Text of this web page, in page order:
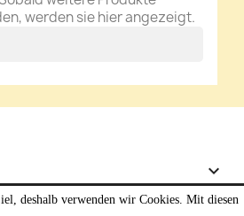
deshalb verwenden wir Cookies. Mit diesen
werden sie hier angezeigt.
